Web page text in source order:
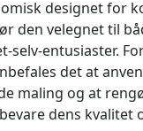
designet for
den velegnet til
selv-entusiaster.
det at
maling og at
dens kvalitet